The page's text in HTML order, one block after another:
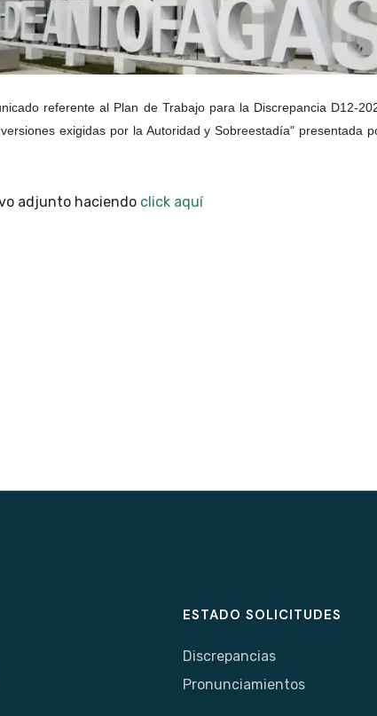
referente al Plan de Trabajo para la Discrepancia D12-
exigidas por la Autoridad y Sobreestadía" presentada
adjunto haciendo click aquí
ESTADO SOLICITUDES
Discrepancias
Pronunciamientos